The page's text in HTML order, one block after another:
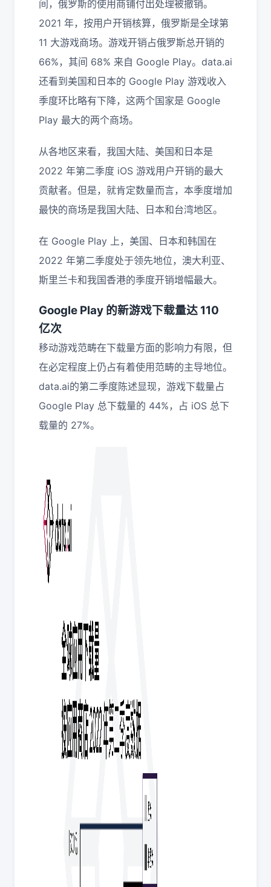
间，俄罗斯的使用商铺付出处理被撤销。
2021 年，按用户开销核算，俄罗斯是全球第
11 大游戏商场。游戏开销占俄罗斯总开销的
66%，其间 68% 来自 Google Play。data.ai
还看到美国和日本的 Google Play 游戏收入
季度环比略有下降，这两个国家是 Google
Play 最大的两个商场。
从各地区来看，我国大陆、美国和日本是
2022 年第二季度 iOS 游戏用户开销的最大
贡献者。但是，就肯定数量而言，本季度增加
最快的商场是我国大陆、日本和台湾地区。
在 Google Play 上，美国、日本和韩国在
2022 年第二季度处于领先地位，澳大利亚、
斯里兰卡和我国香港的季度开销增幅最大。
Google Play 的新游戏下载量达 110
亿次
移动游戏范畴在下载量方面的影响力有限，但
在必定程度上仍占有着使用范畴的主导地位。
data.ai的第二季度陈述显现，游戏下载量占
Google Play 总下载量的 44%，占 iOS 总下
载量的 27%。